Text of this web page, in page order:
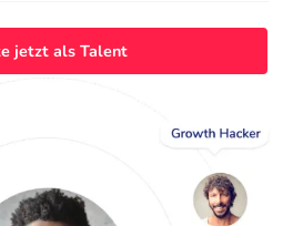
jetzt als Talent